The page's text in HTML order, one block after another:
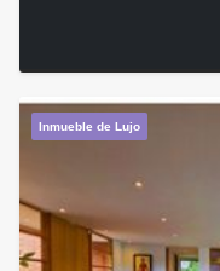
Inmueble de Lujo